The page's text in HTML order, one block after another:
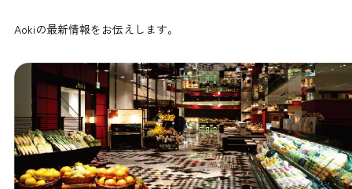
Aokiの最新情報をお伝えします。